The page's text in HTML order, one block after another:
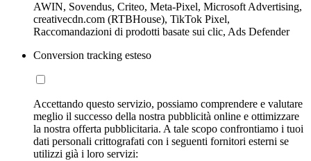
AWIN, Sovendus, Criteo, Meta-Pixel, Microsoft Advertising,
creativecdn.com (RTBHouse), TikTok Pixel,
Raccomandazioni di prodotti basate sui clic, Ads Defender
Conversion tracking esteso
Accettando questo servizio, possiamo comprendere e valutare
meglio il successo della nostra pubblicità online e ottimizzare
la nostra offerta pubblicitaria. A tale scopo confrontiamo i tuoi
dati personali crittografati con i seguenti fornitori esterni se
utilizzi già i loro servizi: